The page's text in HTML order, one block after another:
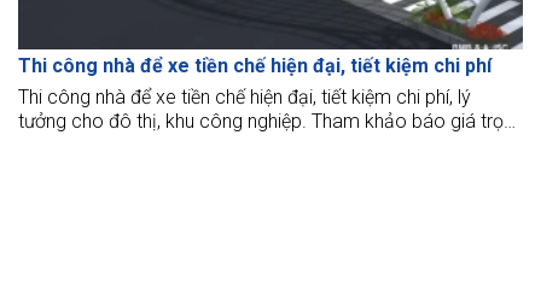
Thi công nhà để xe tiền chế hiện đại, tiết kiệm chi phí
Thi công nhà để xe tiền chế hiện đại, tiết kiệm chi phí, lý
tưởng cho đô thị, khu công nghiệp. Tham khảo báo giá trọn